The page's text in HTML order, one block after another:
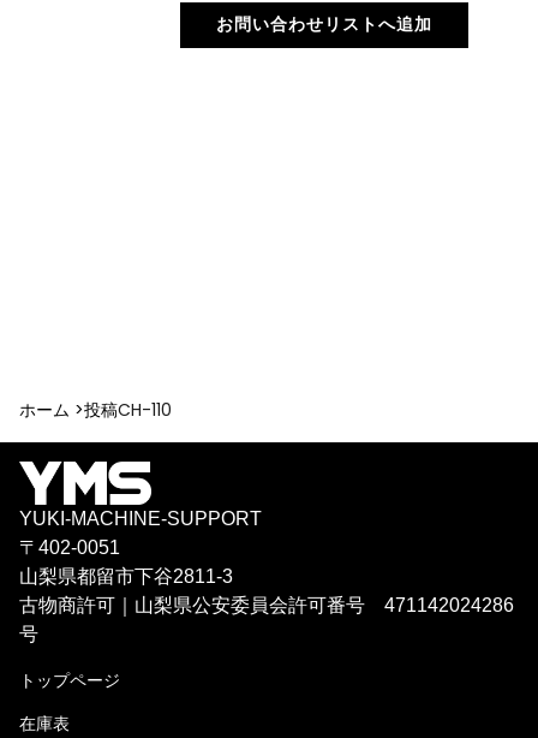
ホーム >投稿CH-110
YUKI-MACHINE-SUPPORT
〒402-0051
山梨県都留市下谷2811-3
古物商許可｜山梨県公安委員会許可番号 471142024286
号
トップページ
在庫表